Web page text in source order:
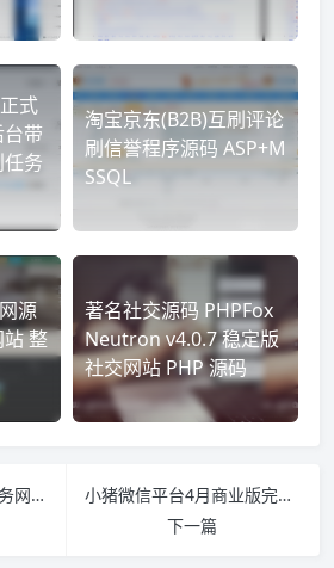
式
带
务
淘宝京东(B2B)互刷评论
刷信誉程序源码 ASP+M
SSQL
源
整
著名社交源码 PHPFox
Neutron v4.0.7 稳定版
社交网站 PHP 源码
本地生活通o2o地方服务网站源码(Baocms6.5商业版) 一元云购+上门服务+外卖+物流+微信
小猪微信平台4月商业版完整包|第三方微信平台 微投票升级 手机站点创立 三网合一
下一篇